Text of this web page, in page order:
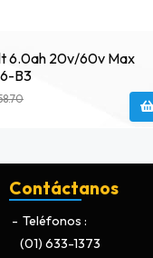
6.0ah 20v/60v Max
B3
Contáctanos
Teléfonos
(01) 633-1373